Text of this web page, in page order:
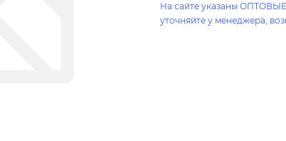
На сайте указаны
уточняйте у менеджера,